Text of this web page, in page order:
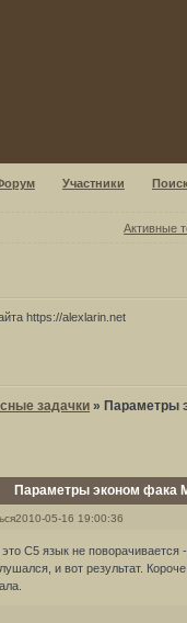
Участники
Активные
https://alexlarin.net
задачки »Параметры
Параметры эконом фака
2010-05-16 19:00:36
это С5 язык не
и вот результат.